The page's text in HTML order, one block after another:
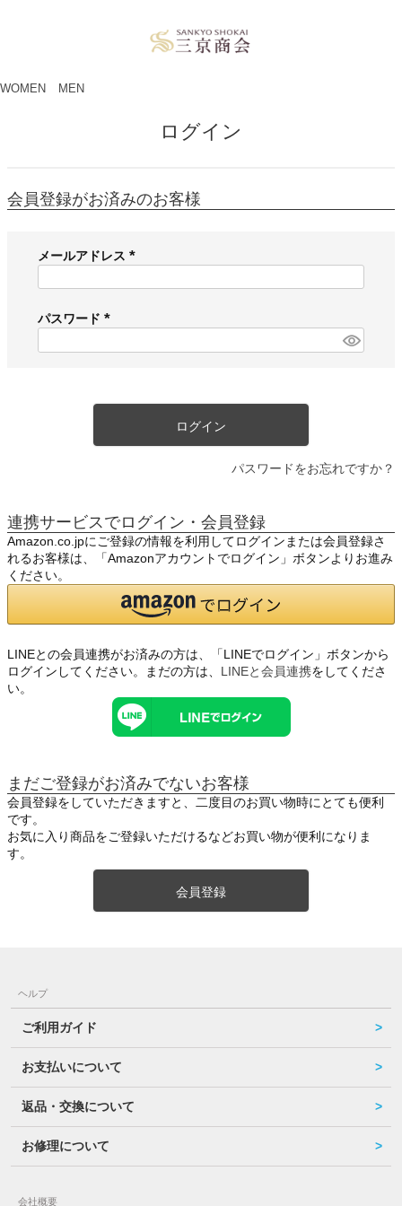
WOMEN MEN
ログイン
会員登録がお済みのお客様
メールアドレス
必
)
パスワード
必
ログイン
パスワードをお忘れですか？
連携サービスでログイン・会員登録
Amazon.co.jpにご登録の情報を利用してログインまたは会員登録さ
れるお客様は、「Amazonアカウントでログイン」ボタンよりお進み
ください。
LINEとの会員連携がお済みの方は、「LINEでログイン」ボタンから
ログインしてください。まだの方は、 LINEと会員連携をしてくださ
い。
まだご登録がお済みでないお客様
会員登録をしていただきますと、二度目のお買い物時にとても便利
です。
お気に入り商品をご登録いただけるなどお買い物が便利になりま
す。
会員登録
ヘルプ
ご利用ガイド
お支払いについて
返品・交換について
お修理について
会社概要